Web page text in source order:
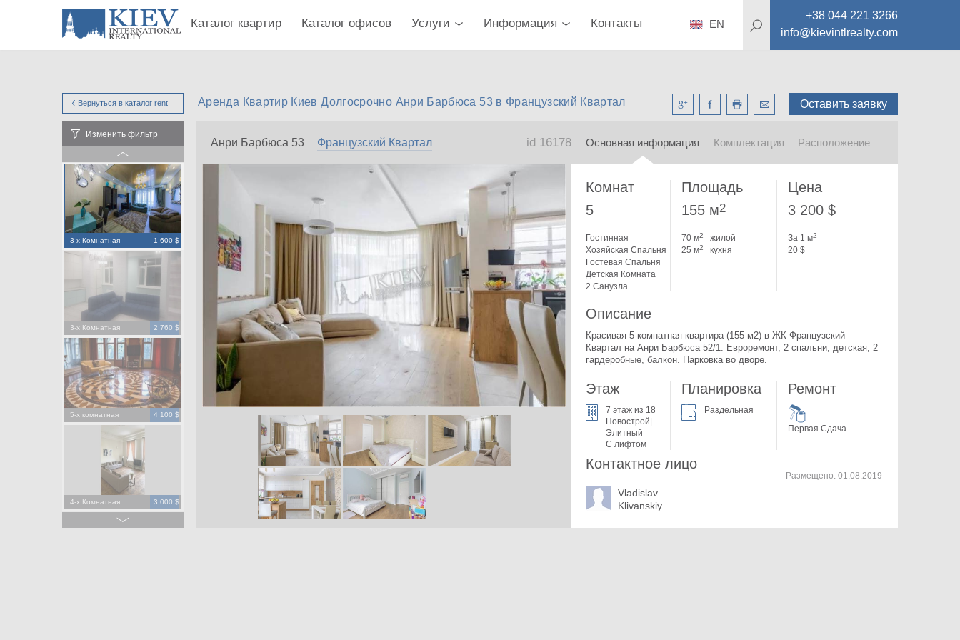
Каталог квартир Каталог офисов Услуги Информация Контакты
+38 044 221 3266
info@kievintlrealty.com
EN
Вернуться в каталог rent Оставить заявку
Аренда Квартир Киев Долгосрочно Анри Барбюса 53 в Французский Квартал
Изменить фильтр
3-х Комнатная 1 600 $
3-х Комнатная 2 760 $
5-х комнатная 4 100 $
4-х Комнатная 3 000 $
Анри Барбюса 53 Французский Квартал id 16178 Основная информация Комплектация Расположение
Комнат
5
Гостинная
Хозяйская Спальня
Гостевая Спальня
Детская Комната
2 Санузла
Площадь
155 м2
70 м2
жилой
25 м2 кухня
Цена
3 200 $
За 1 м2
20 $
Описание
Красивая 5-комнатная квартира (155 м2) в ЖК Французский
Квартал на Анри Барбюса 52/1. Евроремонт, 2 спальни, детская, 2
гардеробные, балкон. Парковка во дворе.
Этаж
7 этаж из 18
Новострой|
Элитный
С лифтом
Планировка
Раздельная
Ремонт
Первая Сдача
Контактное лицо
Vladislav
Klivanskiy
Размещено:01.08.2019